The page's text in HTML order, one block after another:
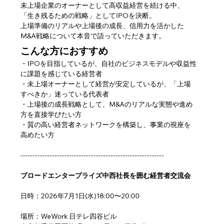
未上場企業のオーナーとして高収益経営を続ける中、
「生き残るための戦略」としてIPOを決断。
上場準備のリアルや上場後の成長、信用力を活かした
M&A戦略について本音で語っていただきます。
こんな方におすすめ
・IPOを目指しているが、自社のビジネスモデルや収益性
に課題を感じている経営者
・未上場オーナーとして経営が安定しているが、「上場
すべきか」迷っている代表者
・上場後の成長戦略として、M&Aのリアルな実態や進め
方を直接学びたい方
・質の高い経営者ネットワークを構築し、事業の視座を
高めたい方
-----------------------------------------------------------
ブロードエンタープライズ中西社長を囲む経営者交流会
日時：2026年7月1日(水)18:00〜20:00
場所：WeWork 日テレ四谷ビル